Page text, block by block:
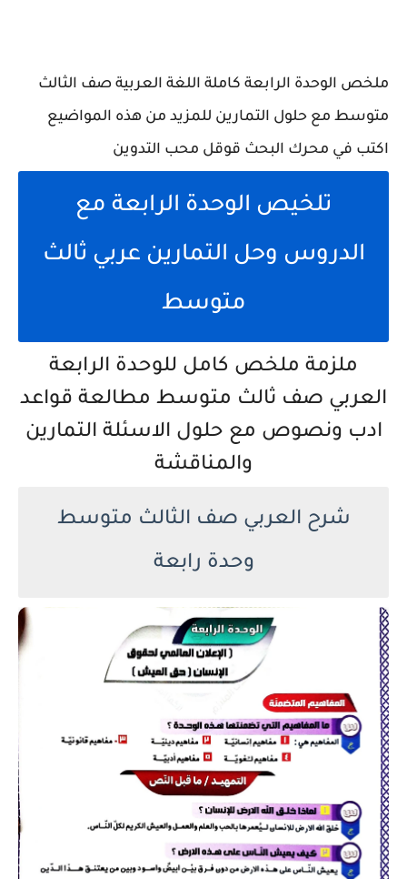
ملخص الوحدة الرابعة كاملة اللغة العربية صف الثالث
متوسط مع حلول التمارين للمزيد من هذه المواضيع
اكتب في محرك البحث قوقل محب التدوين
تلخيص الوحدة الرابعة مع
الدروس وحل التمارين عربي ثالث
متوسط
ملزمة ملخص كامل للوحدة الرابعة
العربي صف ثالث متوسط مطالعة قواعد
ادب ونصوص مع حلول الاسئلة التمارين
والمناقشة
شرح العربي صف الثالث متوسط
وحدة رابعة